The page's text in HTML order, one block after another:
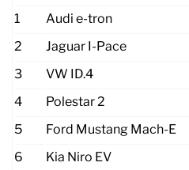
1 Audi e-tron
2
Jaguar I-Pace
3
VW ID.4
4
Polestar 2
5
Ford Mustang Mach-E
6
Kia Niro EV